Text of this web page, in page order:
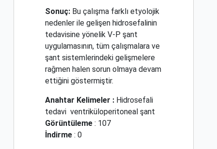
Sonuç: Bu çalışma farklı etyolojik
nedenler ile gelişen hidrosefalinin
tedavisine yönelik V-P şant
uygulamasının, tüm çalışmalara ve
şant sistemlerindeki gelişmelere
rağmen halen sorun olmaya devam
ettiğini göstermiştir.
Anahtar Kelimeler : Hidrosefali
tedavi ventriküloperitoneal şant
Görüntüleme : 107
İndirme : 0